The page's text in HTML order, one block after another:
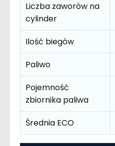
Liczba zaworów na
cylinder
Ilość biegów
Paliwo
Pojemność
zbiornika paliwa
Średnia ECO